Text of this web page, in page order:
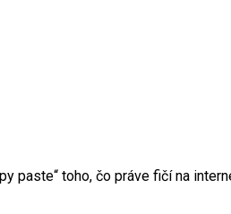
paste“ toho, čo práve fičí na